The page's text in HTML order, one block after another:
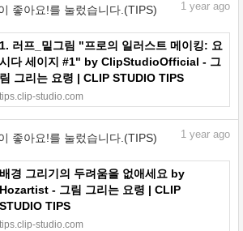
좋아요!를 눌렀습니다.(TIPS) 1 year ago
1. 러프_밑그림 "프로의 일러스트 메이킹: 요
시다 세이지 #1" by ClipStudioOfficial - 그
림 그리는 요령 | CLIP STUDIO TIPS
tips.clip-studio.com
좋아요!를 눌렀습니다.(TIPS) 1 year ago
배경 그리기의 두려움을 없애세요 by
Hozartist - 그림 그리는 요령 | CLIP
STUDIO TIPS
tips.clip-studio.com